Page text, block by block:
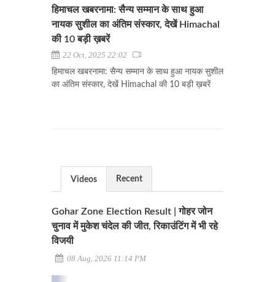
हिमाचल खबरनामा: सैन्य सम्मान के साथ हुआ
नायक सुशील का अंतिम संस्कार, देखें Himachal
की 10 बड़ी ख़बरें
22 Oct, 2025 22:02
हिमाचल खबरनामा: सैन्य सम्मान के साथ हुआ नायक सुशील
का अंतिम संस्कार, देखें Himachal की 10 बड़ी ख़बरें
Videos Recent
Gohar Zone Election Result | गोहर जोन
चुनाव में मुकेश चंदेल की जीत, रिकाउंटिंग में भी रहे
विजयी
08 Aug, 2026 11:14 PM